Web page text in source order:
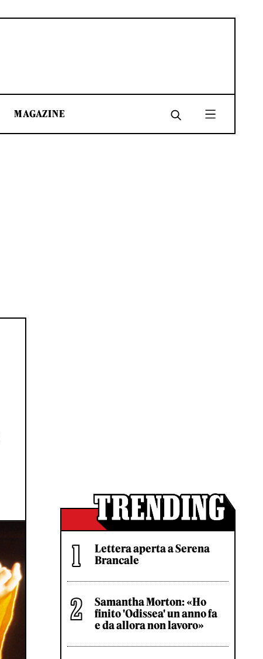
MAGAZINE
Lettera aperta a Serena
Brancale
Samantha Morton: «Ho
finito 'Odissea' un anno fa
e da allora non lavoro»